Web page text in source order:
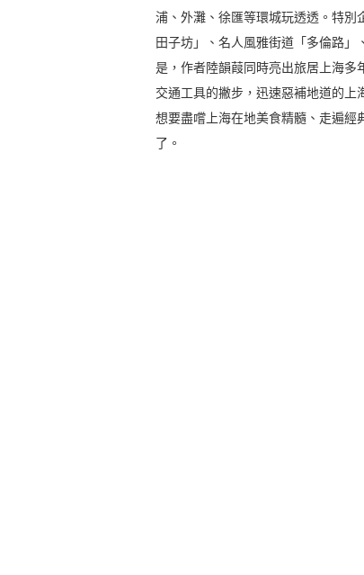
浦、外灘、徐匯等環城玩透透。特
田子坊」、名人風雅街道「多倫路
是，作者陸韻葭同時亮出旅居上海
交通工具的撇步，迅速惡補地道的上
想要盡嚐上海在地美食精髓、走遍
了。